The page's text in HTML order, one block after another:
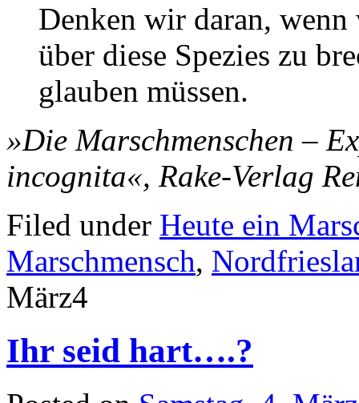
Denken wir daran,
über diese Spezies zu
glauben müssen.
»Die Marschmenschen –
incognita«, Rake-Verlag
Filed under Heute ein
Marschmensch,
März4
Ihr seid hart….?